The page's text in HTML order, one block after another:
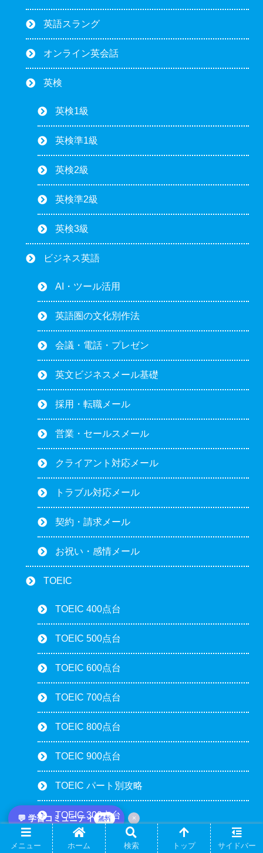
💬 学習コミュニティ 無料 ×
英語スラング
オンライン英会話
英検
英検1級
英検準1級
英検2級
英検準2級
英検3級
ビジネス英語
AI・ツール活用
英語圏の文化別作法
会議・電話・プレゼン
英文ビジネスメール基礎
採用・転職メール
営業・セールスメール
クライアント対応メール
トラブル対応メール
契約・請求メール
お祝い・感情メール
TOEIC
TOEIC 400点台
TOEIC 500点台
TOEIC 600点台
TOEIC 700点台
TOEIC 800点台
TOEIC 900点台
TOEIC パート別攻略
TOEIC 300点台
勉強ブログ
メニュー ホーム 検索 トップ サイドバー